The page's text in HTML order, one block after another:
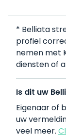
* Belliata
profiel
nemen met
diensten of
Is dit uw
Eigenaar of
uw
veel meer.